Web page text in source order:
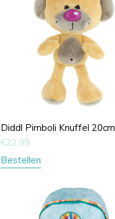
Diddl Pimboli Knuffel 20cm
€22,99
Bestellen